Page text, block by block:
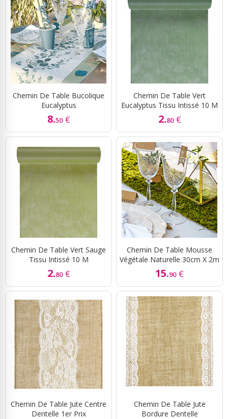
Chemin De Table Bucolique
Eucalyptus
8.50 €
Chemin De Table Vert
Eucalyptus Tissu Intissé 10 M
2.80 €
Chemin De Table Vert Sauge
Tissu Intissé 10 M
2.80 €
Chemin De Table Mousse
Végétale Naturelle 30cm X 2m
15.90 €
Chemin De Table Jute Centre
Dentelle 1er Prix
Chemin De Table Jute
Bordure Dentelle